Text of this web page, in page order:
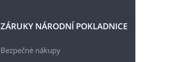
ZÁRUKY NÁRODNÍ POKLADNICE
Bezpečné nákupy